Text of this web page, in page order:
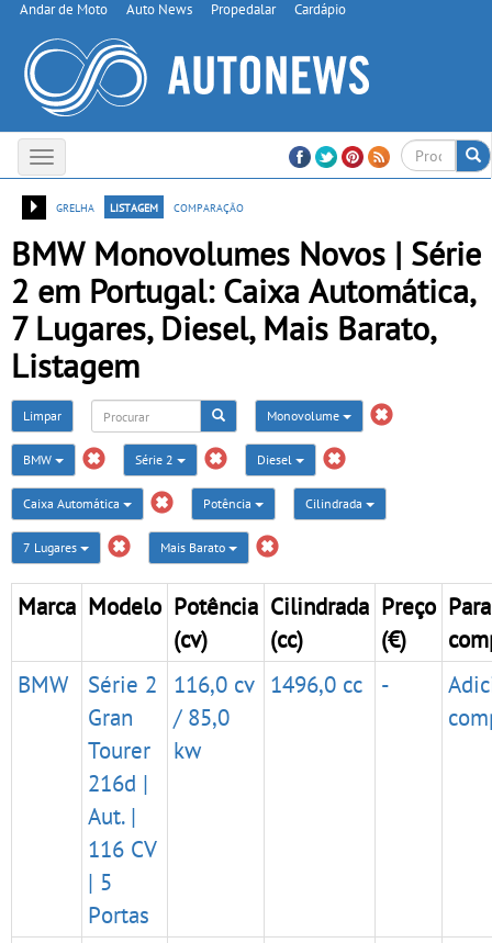
Andar de Moto Auto News Propedalar Cardápio
Toggle
navigation
grelha
listagem comparação
BMW Monovolumes Novos | Série
2 em Portugal: Caixa Automática,
7 Lugares, Diesel, Mais Barato,
Listagem
Limpar Monovolume
BMW Série 2 Diesel
Caixa Automática Potência Cilindrada
7 Lugares Mais Barato
Marca Modelo Potência
(cv)
Cilindrada
(cc)
Preço
(€)
Para
BMW
Série 2
Gran
Tourer
216d |
Aut. |
116 CV
| 5
Portas
116,0 cv
/ 85,0
kw
1496,0 cc -